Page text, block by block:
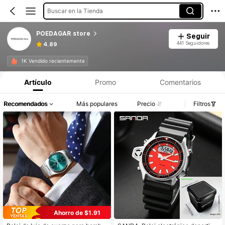
Buscar en la Tienda
POEDAGAR store
4.89
Seguir
441 Seguidores
1K Vendido recientemente
Artículo Promo Comentarios
Recomendados Más populares Precio Filtros
Ahorro de $1.91